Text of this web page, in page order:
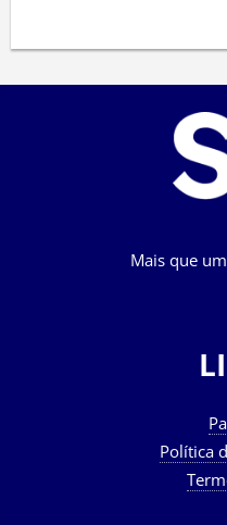
Mais que
Política